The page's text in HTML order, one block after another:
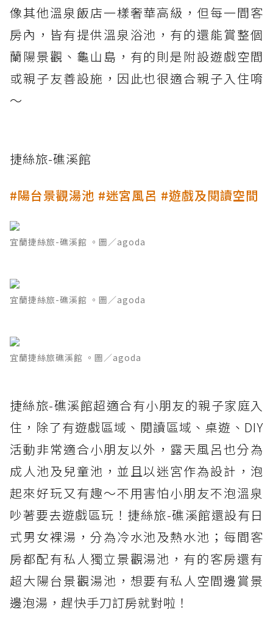
像其他溫泉飯店一樣奢華高級，但每一間客
房內，皆有提供溫泉浴池，有的還能賞整個
蘭陽景觀、龜山島，有的則是附設遊戲空間
或親子友善設施，因此也很適合親子入住唷
～
捷絲旅-礁溪館
#陽台景觀湯池 #迷宮風呂 #遊戲及閱讀空間
宜蘭捷絲旅-礁溪館 。圖／agoda
宜蘭捷絲旅-礁溪館 。圖／agoda
宜蘭捷絲旅礁溪館 。圖／agoda
捷絲旅-礁溪館超適合有小朋友的親子家庭入
住，除了有遊戲區域、閱讀區域、桌遊、DIY
活動非常適合小朋友以外，露天風呂也分為
成人池及兒童池，並且以迷宮作為設計，泡
起來好玩又有趣～不用害怕小朋友不泡溫泉
吵著要去遊戲區玩！捷絲旅-礁溪館還設有日
式男女裸湯，分為冷水池及熱水池；每間客
房都配有私人獨立景觀湯池，有的客房還有
超大陽台景觀湯池，想要有私人空間邊賞景
邊泡湯，趕快手刀訂房就對啦！